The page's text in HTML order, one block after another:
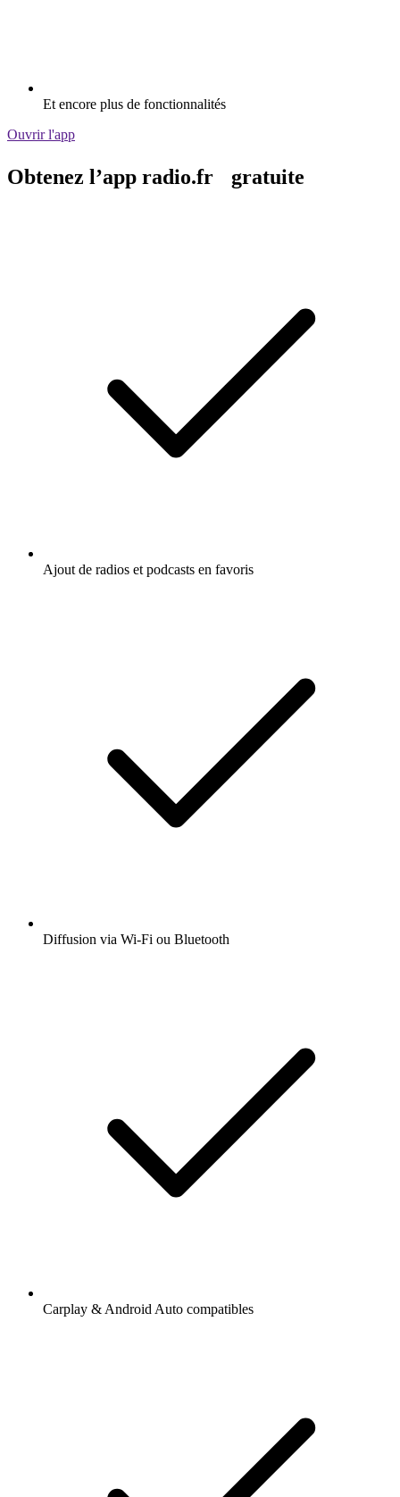
Et encore plus de fonctionnalités
Ouvrir l'app
Obtenez l’app radio.fr gratuite
Ajout de radios et podcasts en favoris
Diffusion via Wi-Fi ou Bluetooth
Carplay & Android Auto compatibles